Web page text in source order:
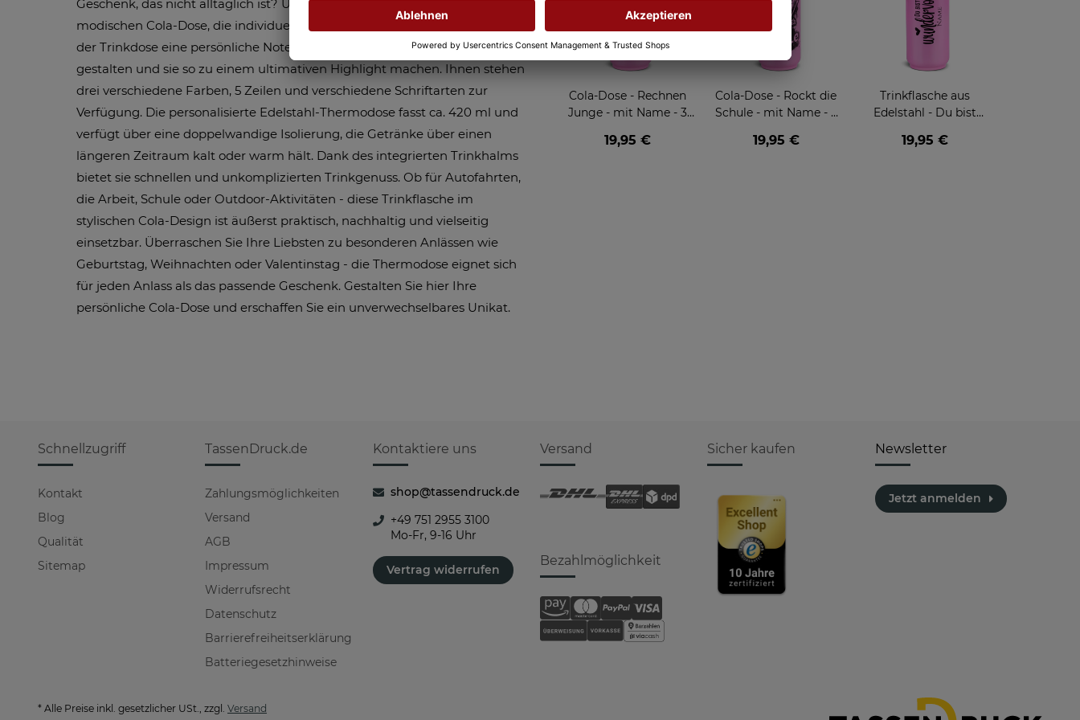
Geschenk, das nicht alltäglich ist? Überraschen Sie die Liebsten mit dieser
modischen Cola-Dose, die individuell bedruckt werden kann. Verleihen Sie
der Trinkdose eine persönliche Note, indem Sie sie mit ihrem Wunschtext
gestalten und sie so zu einem ultimativen Highlight machen. Ihnen stehen
drei verschiedene Farben, 5 Zeilen und verschiedene Schriftarten zur
Verfügung. Die personalisierte Edelstahl-Thermodose fasst ca. 420 ml und
verfügt über eine doppelwandige Isolierung, die Getränke über einen
längeren Zeitraum kalt oder warm hält. Dank des integrierten Trinkhalms
bietet sie schnellen und unkomplizierten Trinkgenuss. Ob für Autofahrten,
die Arbeit, Schule oder Outdoor-Aktivitäten - diese Trinkflasche im
stylischen Cola-Design ist äußerst praktisch, nachhaltig und vielseitig
einsetzbar. Überraschen Sie Ihre Liebsten zu besonderen Anlässen wie
Geburtstag, Weihnachten oder Valentinstag - die Thermodose eignet sich
für jeden Anlass als das passende Geschenk. Gestalten Sie hier Ihre
persönliche Cola-Dose und erschaffen Sie ein unverwechselbares Unikat.
Cola-Dose - Rechnen
Junge - mit Name - 3
19,95 €
Cola-Dose - Rockt die
Schule - mit Name - 3
19,95 €
Trinkflasche aus
Edelstahl - Du bist
- verschiedene Farben,
19,95 €
Schnellzugriff
Kontakt
Blog
Qualität
Sitemap
TassenDruck.de
Zahlungsmöglichkeiten
Versand
AGB
Impressum
Widerrufsrecht
Datenschutz
Barrierefreiheitserklärung
Batteriegesetzhinweise
Kontaktiere uns
shop@tassendruck.de
+49 751 2955 3100
Mo-Fr, 9-16 Uhr
Vertrag widerrufen
Versand
Bezahlmöglichkeit
Sicher kaufen Newsletter
Jetzt anmelden
* Alle Preise inkl. gesetzlicher USt., zzgl. Versand